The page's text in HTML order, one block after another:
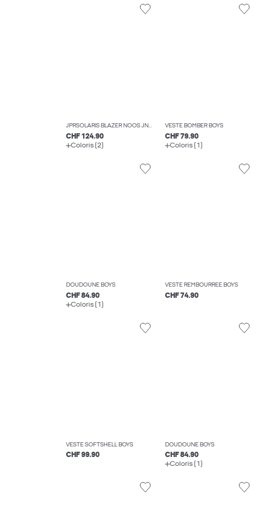
JPRSOLARIS BLAZER NOOS JNR BLAZERS BOYS
CHF 124.90
Coloris (2)
VESTE BOMBER BOYS
CHF 79.90
Coloris (1)
DOUDOUNE BOYS
CHF 84.90
Coloris (1)
VESTE REMBOURRÉE BOYS
CHF 74.90
VESTE SOFTSHELL BOYS
CHF 99.90
DOUDOUNE BOYS
CHF 84.90
Coloris (1)